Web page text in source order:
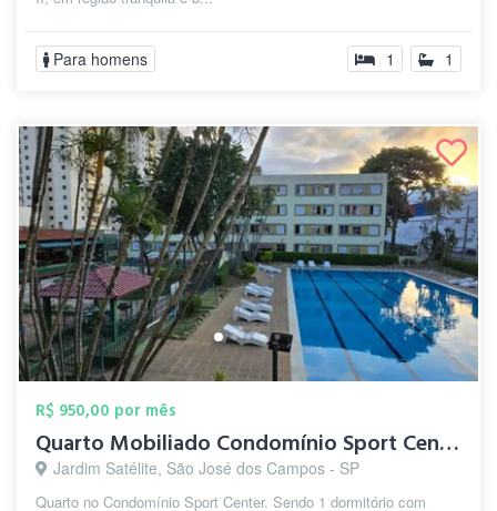
Para homens 1 1
R$ 950,00 por mês
Quarto Mobiliado Condomínio Sport Center
Jardim Satélite, São José dos Campos - SP
Quarto no Condomínio Sport Center. Sendo 1 dormitório com